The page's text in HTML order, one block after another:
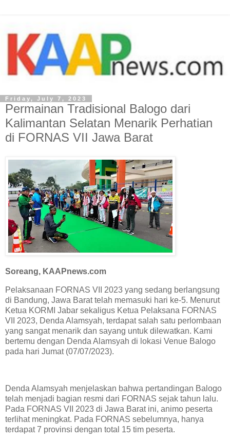
Friday, July 7, 2023
Permainan Tradisional Balogo dari
Kalimantan Selatan Menarik Perhatian
di FORNAS VII Jawa Barat
Soreang, KAAPnews.com
Pelaksanaan FORNAS VII 2023 yang sedang berlangsung
di Bandung, Jawa Barat telah memasuki hari ke-5. Menurut
Ketua KORMI Jabar sekaligus Ketua Pelaksana FORNAS
VII 2023, Denda Alamsyah, terdapat salah satu perlombaan
yang sangat menarik dan sayang untuk dilewatkan. Kami
bertemu dengan Denda Alamsyah di lokasi Venue Balogo
pada hari Jumat (07/07/2023).
Denda Alamsyah menjelaskan bahwa pertandingan Balogo
telah menjadi bagian resmi dari FORNAS sejak tahun lalu.
Pada FORNAS VII 2023 di Jawa Barat ini, animo peserta
terlihat meningkat. Pada FORNAS sebelumnya, hanya
terdapat 7 provinsi dengan total 15 tim peserta.